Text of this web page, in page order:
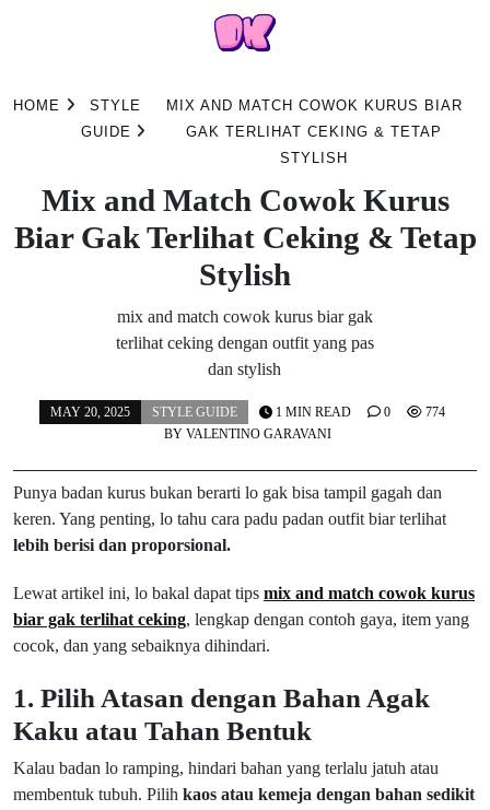
HOME
STYLE
GUIDE
MIX AND MATCH COWOK KURUS BIAR
GAK TERLIHAT CEKING & TETAP
STYLISH
Mix and Match Cowok Kurus
Biar Gak Terlihat Ceking & Tetap
Stylish
mix and match cowok kurus biar gak
terlihat ceking dengan outfit yang pas
dan stylish
MAY 20, 2025
STYLE GUIDE
BY VALENTINO GARAVANI
1 MIN READ 0 774
Punya badan kurus bukan berarti lo gak bisa tampil gagah dan
keren. Yang penting, lo tahu cara padu padan outfit biar terlihat
lebih berisi dan proporsional.
Lewat artikel ini, lo bakal dapat tips mix and match cowok kurus
biar gak terlihat ceking, lengkap dengan contoh gaya, item yang
cocok, dan yang sebaiknya dihindari.
1. Pilih Atasan dengan Bahan Agak
Kaku atau Tahan Bentuk
Kalau badan lo ramping, hindari bahan yang terlalu jatuh atau
membentuk tubuh. Pilih kaos atau kemeja dengan bahan sedikit